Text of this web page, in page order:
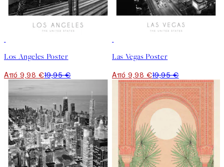
Los Angeles Poster
Από 9,98 €19,95 €
Las Vegas Poster
Από 9,98 €19,95 €